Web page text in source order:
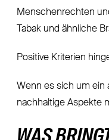
Menschenrechten
Tabak und ähnliche
Positive Kriterien
Wenn es sich um ein
nachhaltige Aspekte